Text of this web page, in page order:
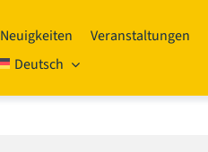
Neuigkeiten Veranstaltungen
Deutsch